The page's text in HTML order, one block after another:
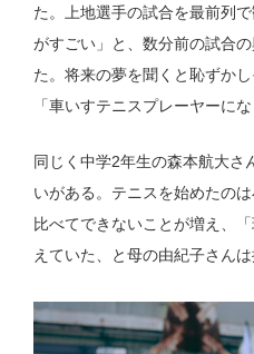
た。上地選手の試合を最前列
がすごい」と、数分前の試合
た。将来の夢を聞くと恥ずか
「車いすテニスプレーヤーにな
同じく中学2年生の森本航大さ
いがある。テニスを始めたの
比べてできないことが増え、
えていた、と母の由紀子さんは